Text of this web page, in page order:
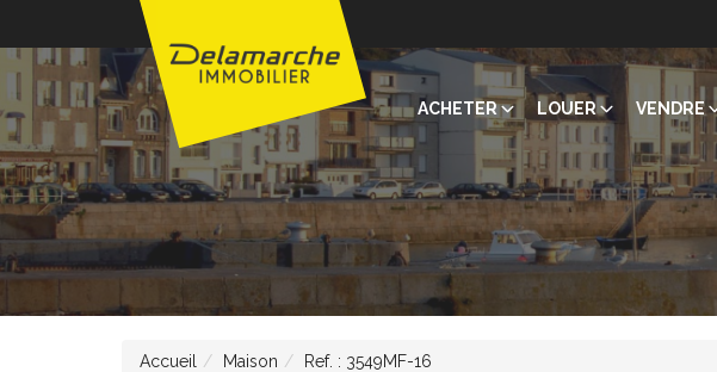
ACHETER LOUER VENDRE
Accueil Maison Ref. : 3549MF-16